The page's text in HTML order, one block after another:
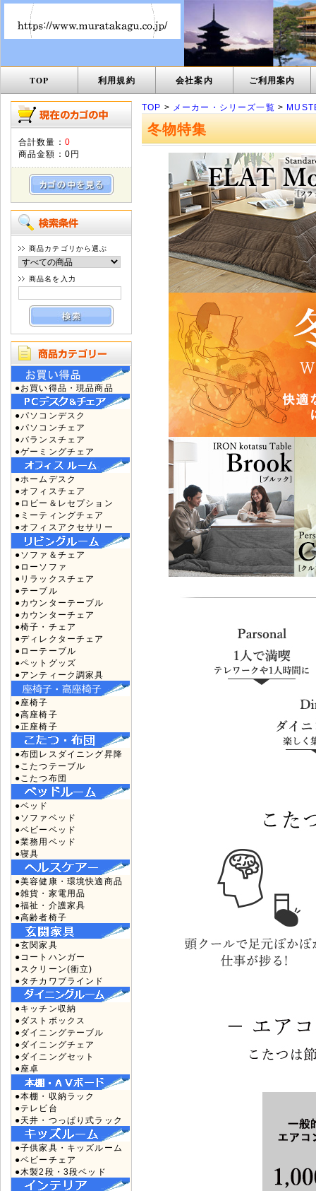
TOP 利用規約 会社案内 ご利用案内
合計数量： 0
商品金額： 0円
商品カテゴリから選ぶ
商品名を入力
●お買い得品・現品商品
●パソコンデスク
●パソコンチェア
●バランスチェア
●ゲーミングチェア
●ホームデスク
●オフィスチェア
●ロビー＆レセプション
●ミーティングチェア
●オフィスアクセサリー
●ソファ＆チェア
●ローソファ
●リラックスチェア
●テーブル
●カウンターテーブル
●カウンターチェア
●椅子・チェア
●ディレクターチェア
●ローテーブル
●ペットグッズ
●アンティーク調家具
●座椅子
●高座椅子
●正座椅子
●布団レスダイニング昇降
●こたつテーブル
●こたつ布団
●ベッド
●ソファベッド
●ベビーベッド
●業務用ベッド
●寝具
●美容健康・環境快適商品
●雑貨・家電用品
●福祉・介護家具
●高齢者椅子
●玄関家具
●コートハンガー
●スクリーン(衝立)
●タチカワブラインド
●キッチン収納
●ダストボックス
●ダイニングテーブル
●ダイニングチェア
●ダイニングセット
●座卓
●本棚・収納ラック
●テレビ台
●天井・つっぱり式ラック
●子供家具・キッズルーム
●ベビーチェア
●木製2段・3段ベッド
TOP > メーカー・シリーズ一覧 >
冬物特集